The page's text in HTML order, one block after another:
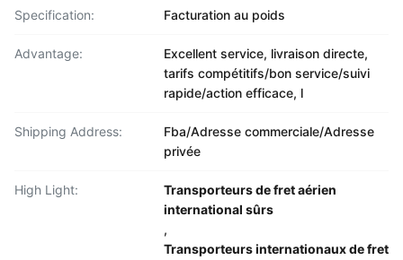
Specification: Facturation au poids
Advantage:
Excellent service, livraison directe,
tarifs compétitifs/bon service/suivi
rapide/action efficace, l
Shipping Address:
Fba/Adresse commerciale/Adresse
privée
High Light:
Transporteurs de fret aérien
international sûrs
,
Transporteurs internationaux de fret